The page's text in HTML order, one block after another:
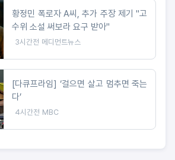
황정민 폭로자 A씨, 추가 주장 제기 "고
수위 소설 써보라 요구 받아"
3시간전 메디먼트뉴스
[다큐프라임] ‘걸으면 살고 멈추면 죽는
다’
4시간전 MBC